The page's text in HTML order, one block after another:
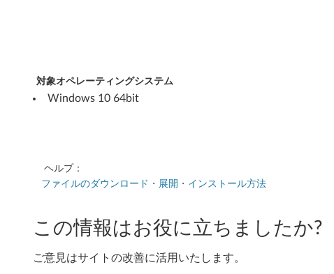
)
-
n
v
o
対象オペレーティングシステム
Windows 10 64bit
ヘルプ：
ファイルのダウンロード・展開・インストール方法
この情報はお役に立ちましたか?
ご意見はサイトの改善に活用いたします。